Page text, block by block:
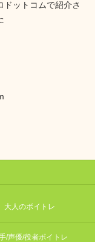
ドットコムで紹介さ
大人のボイトレ
/声優/役者ボイトレ